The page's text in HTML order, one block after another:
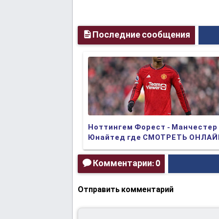
Последние сообщения
Ноттингем Форест - Манчестер
Юнайтед где СМОТРЕТЬ
БЕСПЛАТНО 2024 (ПРЯМАЯ
ТРАНСЛЯЦИЯ)
Комментарии: 0
Отправить комментарий